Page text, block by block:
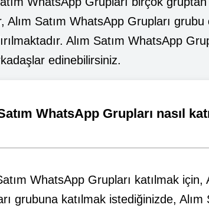
Alım Satım WhatsApp Grupları grubu
Alım Satım WhatsApp
edinebilirsiniz.
WhatsApp Grupları nasıl
WhatsApp Grupları katılmak için,
grubuna katılmak istediğinizde, Alım